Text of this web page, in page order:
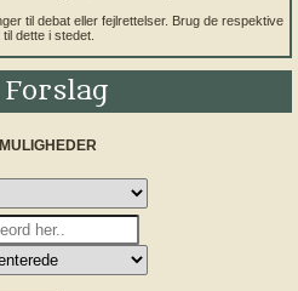
til debat eller fejlrettelser. Brug de respektive
dette i stedet.